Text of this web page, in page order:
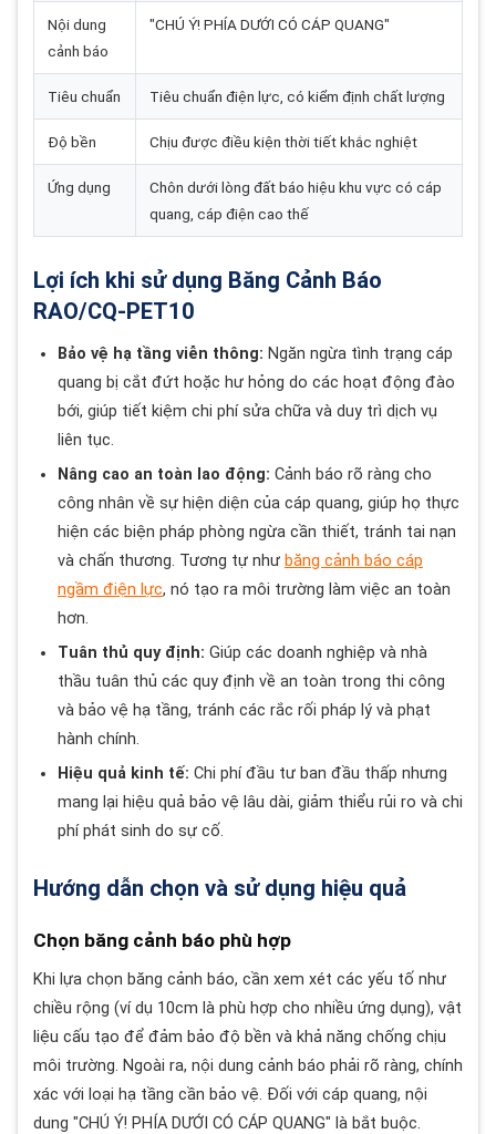
Nội dung
cảnh báo
"CHÚ Ý! PHÍA DƯỚI CÓ CÁP QUANG"
Tiêu chuẩn Tiêu chuẩn điện lực, có kiểm định chất lượng
Độ bền Chịu được điều kiện thời tiết khắc nghiệt
Ứng dụng
Chôn dưới lòng đất báo hiệu khu vực có cáp
quang, cáp điện cao thế
Lợi ích khi sử dụng Băng Cảnh Báo
RAO/CQ-PET10
Bảo vệ hạ tầng viễn thông: Ngăn ngừa tình trạng cáp
quang bị cắt đứt hoặc hư hỏng do các hoạt động đào
bới, giúp tiết kiệm chi phí sửa chữa và duy trì dịch vụ
liên tục.
Nâng cao an toàn lao động: Cảnh báo rõ ràng cho
công nhân về sự hiện diện của cáp quang, giúp họ thực
hiện các biện pháp phòng ngừa cần thiết, tránh tai nạn
và chấn thương. Tương tự như băng cảnh báo cáp
ngầm điện lực, nó tạo ra môi trường làm việc an toàn
hơn.
Tuân thủ quy định: Giúp các doanh nghiệp và nhà
thầu tuân thủ các quy định về an toàn trong thi công
và bảo vệ hạ tầng, tránh các rắc rối pháp lý và phạt
hành chính.
Hiệu quả kinh tế: Chi phí đầu tư ban đầu thấp nhưng
mang lại hiệu quả bảo vệ lâu dài, giảm thiểu rủi ro và chi
phí phát sinh do sự cố.
Hướng dẫn chọn và sử dụng hiệu quả
Chọn băng cảnh báo phù hợp
Khi lựa chọn băng cảnh báo, cần xem xét các yếu tố như
chiều rộng (ví dụ 10cm là phù hợp cho nhiều ứng dụng), vật
liệu cấu tạo để đảm bảo độ bền và khả năng chống chịu
môi trường. Ngoài ra, nội dung cảnh báo phải rõ ràng, chính
xác với loại hạ tầng cần bảo vệ. Đối với cáp quang, nội
dung "CHÚ Ý! PHÍA DƯỚI CÓ CÁP QUANG" là bắt buộc.